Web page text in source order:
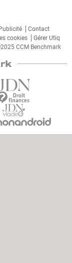
Publicité
Contact
cookies
Gérer Utiq
CCM Benchmark